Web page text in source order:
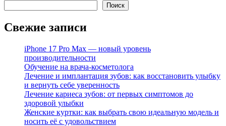
Поиск
Свежие записи
iPhone 17 Pro Max — новый уровень
производительности
Обучение на врача-косметолога
Лечение и имплантация зубов: как восстановить улыбку
и вернуть себе уверенность
Лечение кариеса зубов: от первых симптомов до
здоровой улыбки
Женские куртки: как выбрать свою идеальную модель и
носить её с удовольствием